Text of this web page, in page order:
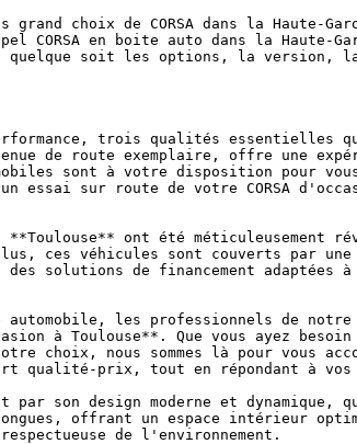
choix de CORSA dans la Haute-
CORSA en boite auto dans la Haute-
quelque soit les options, la
trois qualités essentielles
de route exemplaire, offre une
sont à votre disposition
essai sur route de votre CORSA
**Toulouse** ont été
plus, ces véhicules sont couverts
solutions de financement
automobile, les professionnels de
à Toulouse**. Que vous ayez
nous sommes là pour vous
qualité-prix, tout en répondant à
par son design moderne et
offrant un espace intérieur
de l'environnement.